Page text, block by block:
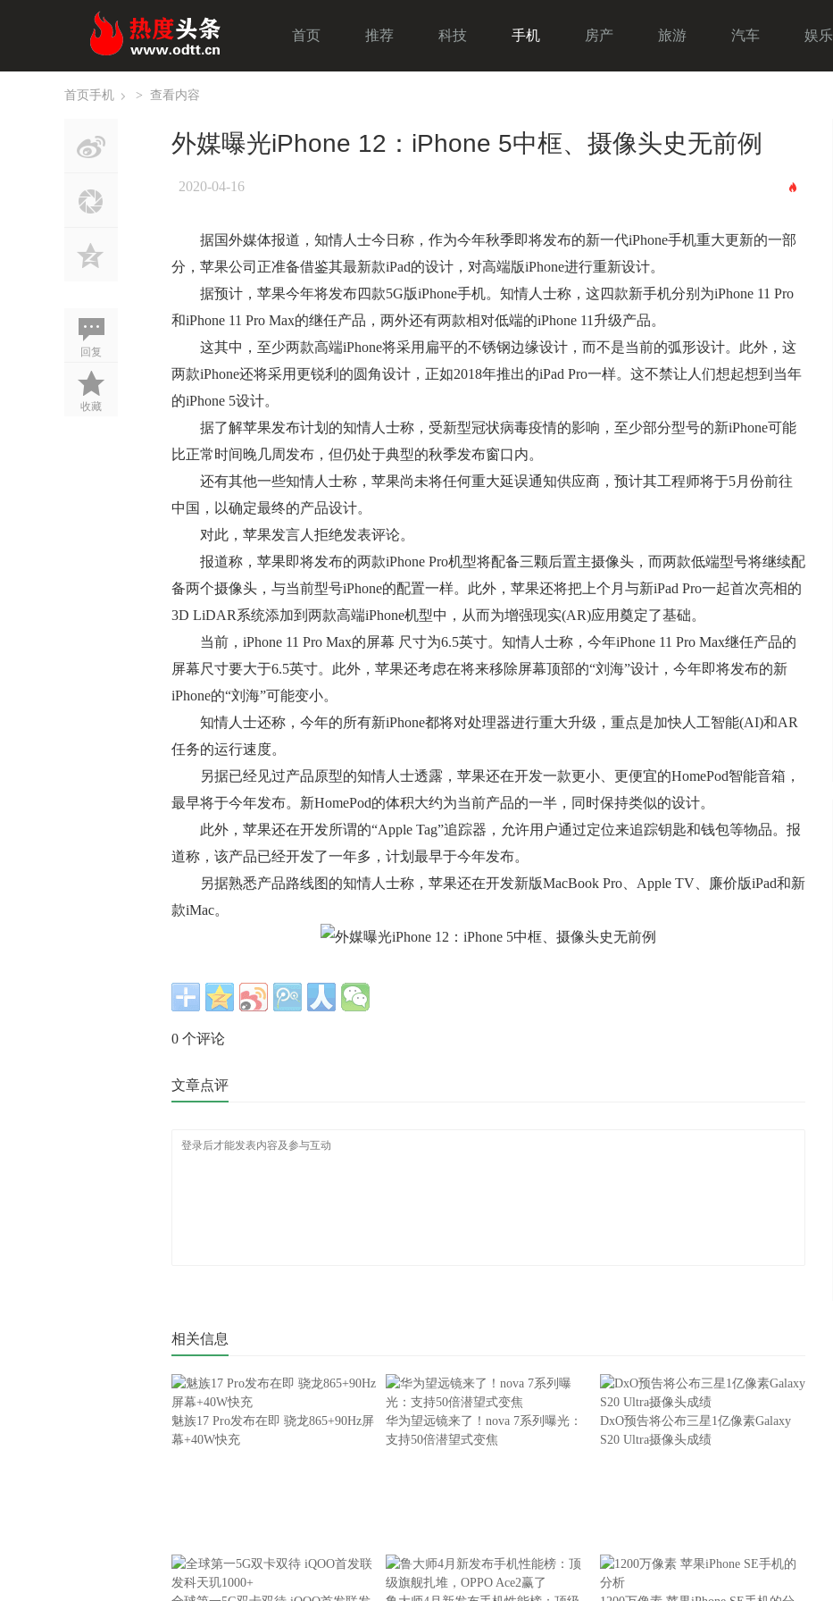
首页 推荐 科技 手机 房产 旅游 汽车 娱乐
首页 >
手机 查看内容
回复
收藏
外媒曝光iPhone 12：iPhone 5中框、摄像头史无前例
2020-04-16
据国外媒体报道，知情人士今日称，作为今年秋季即将发布的新一代iPhone手机重大更新的一部
分，苹果公司正准备借鉴其最新款iPad的设计，对高端版iPhone进行重新设计。
据预计，苹果今年将发布四款5G版iPhone手机。知情人士称，这四款新手机分别为iPhone 11 Pro
和iPhone 11 Pro Max的继任产品，两外还有两款相对低端的iPhone 11升级产品。
这其中，至少两款高端iPhone将采用扁平的不锈钢边缘设计，而不是当前的弧形设计。此外，这
两款iPhone还将采用更锐利的圆角设计，正如2018年推出的iPad Pro一样。这不禁让人们想起想到当年
的iPhone 5设计。
据了解苹果发布计划的知情人士称，受新型冠状病毒疫情的影响，至少部分型号的新iPhone可能
比正常时间晚几周发布，但仍处于典型的秋季发布窗口内。
还有其他一些知情人士称，苹果尚未将任何重大延误通知供应商，预计其工程师将于5月份前往
中国，以确定最终的产品设计。
对此，苹果发言人拒绝发表评论。
报道称，苹果即将发布的两款iPhone Pro机型将配备三颗后置主摄像头，而两款低端型号将继续配
备两个摄像头，与当前型号iPhone的配置一样。此外，苹果还将把上个月与新iPad Pro一起首次亮相的
3D LiDAR系统添加到两款高端iPhone机型中，从而为增强现实(AR)应用奠定了基础。
当前，iPhone 11 Pro Max的屏幕 尺寸为6.5英寸。知情人士称，今年iPhone 11 Pro Max继任产品的
屏幕尺寸要大于6.5英寸。此外，苹果还考虑在将来移除屏幕顶部的“刘海”设计，今年即将发布的新
iPhone的“刘海”可能变小。
知情人士还称，今年的所有新iPhone都将对处理器进行重大升级，重点是加快人工智能(AI)和AR
任务的运行速度。
另据已经见过产品原型的知情人士透露，苹果还在开发一款更小、更便宜的HomePod智能音箱，
最早将于今年发布。新HomePod的体积大约为当前产品的一半，同时保持类似的设计。
此外，苹果还在开发所谓的“Apple Tag”追踪器，允许用户通过定位来追踪钥匙和钱包等物品。报
道称，该产品已经开发了一年多，计划最早于今年发布。
另据熟悉产品路线图的知情人士称，苹果还在开发新版MacBook Pro、Apple TV、廉价版iPad和新
款iMac。
0 个评论
文章点评
相关信息
魅族17 Pro发布在即 骁龙865+90Hz屏
幕+40W快充
华为望远镜来了！nova 7系列曝光：
支持50倍潜望式变焦
DxO预告将公布三星1亿像素Galaxy
S20 Ultra摄像头成绩